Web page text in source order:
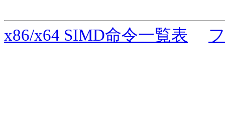
x86/x64 SIMD命令一覧表